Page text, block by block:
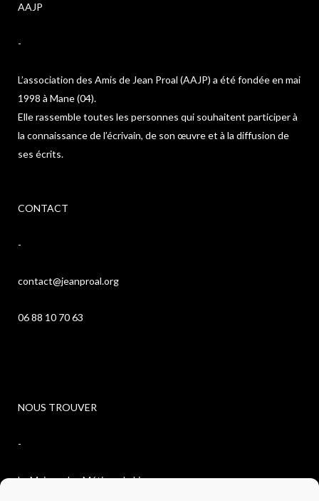
AAJP
-
L’association des Amis de Jean Proal (AAJP) a été fondée en mai
1998 à Mane (04).
Elle rassemble toutes les personnes qui souhaitent participer à
la connaissance de l’écrivain, de son œuvre et à la diffusion de
ses écrits.
CONTACT
-
contact@jeanproal.org
06 88 10 70 63
NOUS TROUVER
-
La Maison des Métiers du Livre